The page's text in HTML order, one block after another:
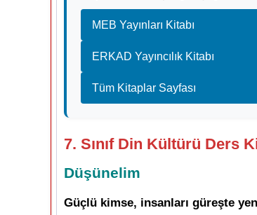
MEB Yayınları Kitabı
ERKAD Yayıncılık Kitabı
Tüm Kitaplar Sayfası
7. Sınıf Din Kültürü Ders
Düşünelim
Güçlü kimse, insanları güreşte